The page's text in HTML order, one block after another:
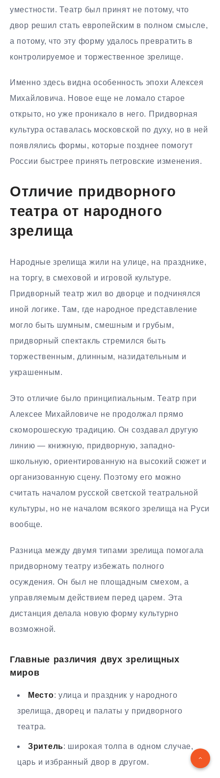
уместности. Театр был принят не потому, что
двор решил стать европейским в полном смысле,
а потому, что эту форму удалось превратить в
контролируемое и торжественное зрелище.
Именно здесь видна особенность эпохи Алексея
Михайловича. Новое еще не ломало старое
открыто, но уже проникало в него. Придворная
культура оставалась московской по духу, но в ней
появлялись формы, которые позднее помогут
России быстрее принять петровские изменения.
Отличие придворного
театра от народного
зрелища
Народные зрелища жили на улице, на празднике,
на торгу, в смеховой и игровой культуре.
Придворный театр жил во дворце и подчинялся
иной логике. Там, где народное представление
могло быть шумным, смешным и грубым,
придворный спектакль стремился быть
торжественным, длинным, назидательным и
украшенным.
Это отличие было принципиальным. Театр при
Алексее Михайловиче не продолжал прямо
скоморошескую традицию. Он создавал другую
линию — книжную, придворную, западно-
школьную, ориентированную на высокий сюжет и
организованную сцену. Поэтому его можно
считать началом русской светской театральной
культуры, но не началом всякого зрелища на Руси
вообще.
Разница между двумя типами зрелища помогала
придворному театру избежать полного
осуждения. Он был не площадным смехом, а
управляемым действием перед царем. Эта
дистанция делала новую форму культурно
возможной.
Главные различия двух зрелищных
миров
Место: улица и праздник у народного
зрелища, дворец и палаты у придворного
театра.
Зритель: широкая толпа в одном случае,
царь и избранный двор в другом.